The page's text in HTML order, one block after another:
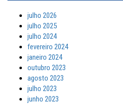
julho 2026
julho 2025
julho 2024
fevereiro 2024
janeiro 2024
outubro 2023
agosto 2023
julho 2023
junho 2023